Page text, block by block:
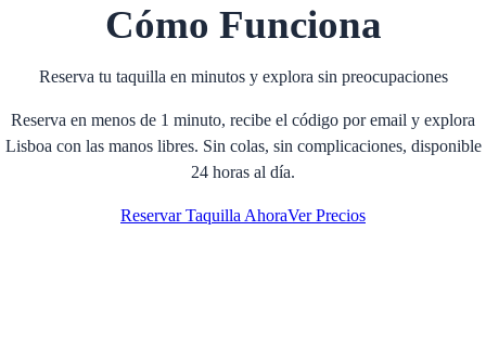
Cómo Funciona
Reserva tu taquilla en minutos y explora sin preocupaciones
Reserva en menos de 1 minuto, recibe el código por email y explora
Lisboa con las manos libres. Sin colas, sin complicaciones, disponible
24 horas al día.
Reservar Taquilla AhoraVer Precios